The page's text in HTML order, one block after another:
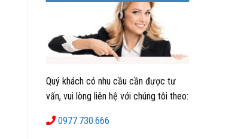
Quý khách có nhu cầu cần được tư
vấn, vui lòng liên hệ với chúng tôi theo:
0977.730.666